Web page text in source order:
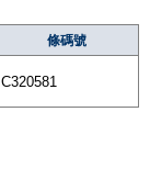
條碼號
C320581